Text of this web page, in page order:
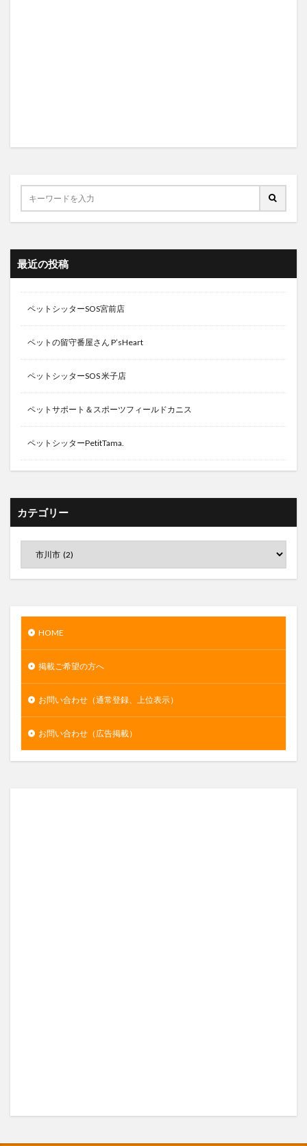
最近の投稿
ペットシッターSOS宮前店
ペットの留守番屋さん P’sHeart
ペットシッターSOS 米子店
ペットサポート＆スポーツフィールドカニス
ペットシッターPetitTama.
カテゴリー
HOME
掲載ご希望の方へ
お問い合わせ（通常登録、上位表示）
お問い合わせ（広告掲載）